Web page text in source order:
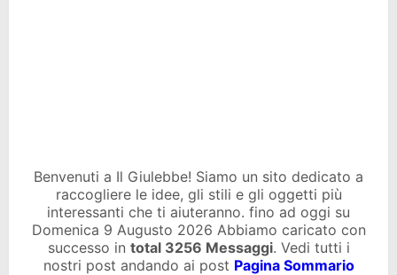
Benvenuti a Il Giulebbe! Siamo un sito dedicato a
raccogliere le idee, gli stili e gli oggetti più
interessanti che ti aiuteranno. fino ad oggi su
Domenica 9 Augusto 2026 Abbiamo caricato con
successo in total 3256 Messaggi. Vedi tutti i
nostri post andando ai post Pagina Sommario